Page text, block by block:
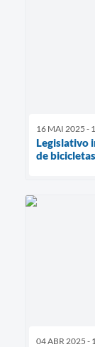
16 MAI 2025 -
Legislativo
de bicicletas
04 ABR 2025 -